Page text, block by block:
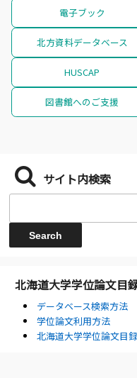
電子ブック
北方資料データベース
HUSCAP
図書館へのご支援
サイト内検索
北海道大学学位論文目
データベース検索方法
学位論文利用方法
北海道大学学位論文目